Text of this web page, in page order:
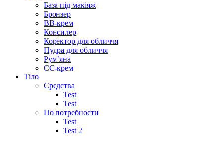
База під макіяж
Бронзер
ВВ-крем
Консилер
Коректор для обличчя
Пудра для обличчя
Рум`яна
СС-крем
Тіло
Средства
Test
Test
По потребности
Test
Test 2